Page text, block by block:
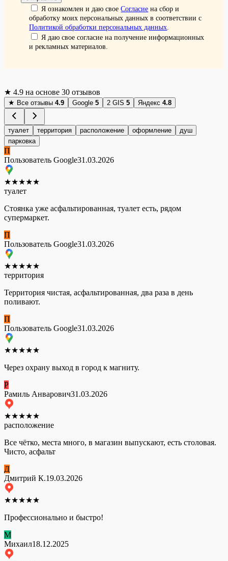
Я ознакомлен и даю своеСогласие на сбор и
обработку моих персональных данных в соответствии с
Политикой обработки персональных данных.
Я даю свое согласие на получение информационных
и рекламных материалов.
★ 4.9 на основе 30 отзывов
★ Все отзывы 4.9 Google 5 2 GIS 5 Яндекс 4.8
туалет территория расположение оформление
душ
парковка
П
Пользователь Google31.03.2026
★★★★★
туалет
Стоянка уже асфальтированная, туалет есть, рядом
супермаркет.
П
Пользователь Google31.03.2026
★★★★★
территория
Территория чистая, асфальтированная, два раза в день
поливают.
П
Пользователь Google31.03.2026
★★★★★
Через охрану выход в город к магниту.
Р
Рамиль Анварович31.03.2026
★★★★★
расположение
Все чётко, места много, в магазин выпускают, есть столовая.
Чисто, асфальт
Д
Дмитрий К.19.03.2026
★★★★★
Профессионально и быстро!
М
Михаил18.12.2025